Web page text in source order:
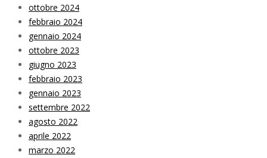
ottobre 2024
febbraio 2024
gennaio 2024
ottobre 2023
giugno 2023
febbraio 2023
gennaio 2023
settembre 2022
agosto 2022
aprile 2022
marzo 2022